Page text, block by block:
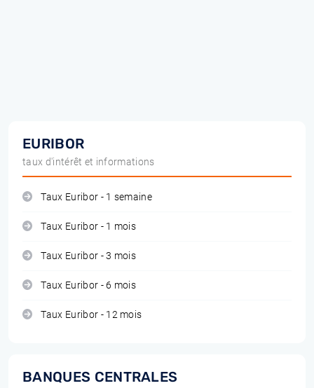
EURIBOR
taux d'intérêt et informations
Taux Euribor - 1 semaine
Taux Euribor - 1 mois
Taux Euribor - 3 mois
Taux Euribor - 6 mois
Taux Euribor - 12 mois
BANQUES CENTRALES